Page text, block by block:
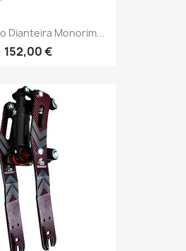
Dianteira Monorim...
152,00 €